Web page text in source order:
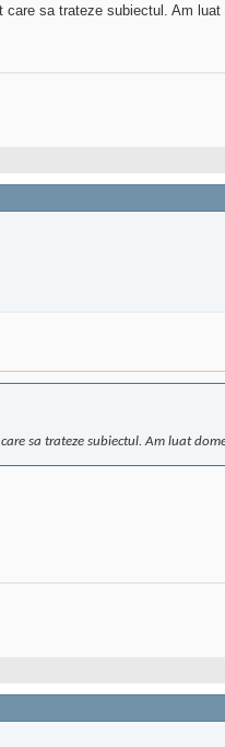
sa trateze subiectul. Am
sa trateze subiectul. Am luat